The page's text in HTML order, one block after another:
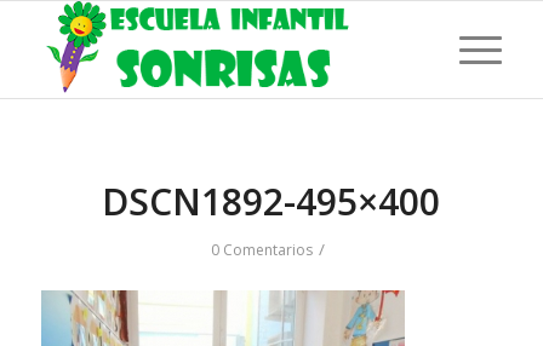
DSCN1892-495×400
0 Comentarios /